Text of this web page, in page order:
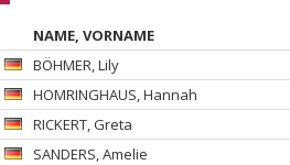
NAME, VORNAME
BÖHMER, Lily
HOMRINGHAUS, Hannah
RICKERT, Greta
SANDERS, Amelie